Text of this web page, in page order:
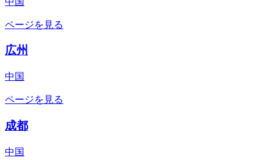
ページを見る
広州
中国
ページを見る
成都
中国